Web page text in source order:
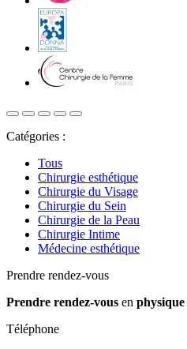
Catégories :
Tous
Chirurgie esthétique
Chirurgie du Visage
Chirurgie du Sein
Chirurgie de la Peau
Chirurgie Intime
Médecine esthétique
Prendre rendez-vous
Prendre rendez-vous en physique
Téléphone